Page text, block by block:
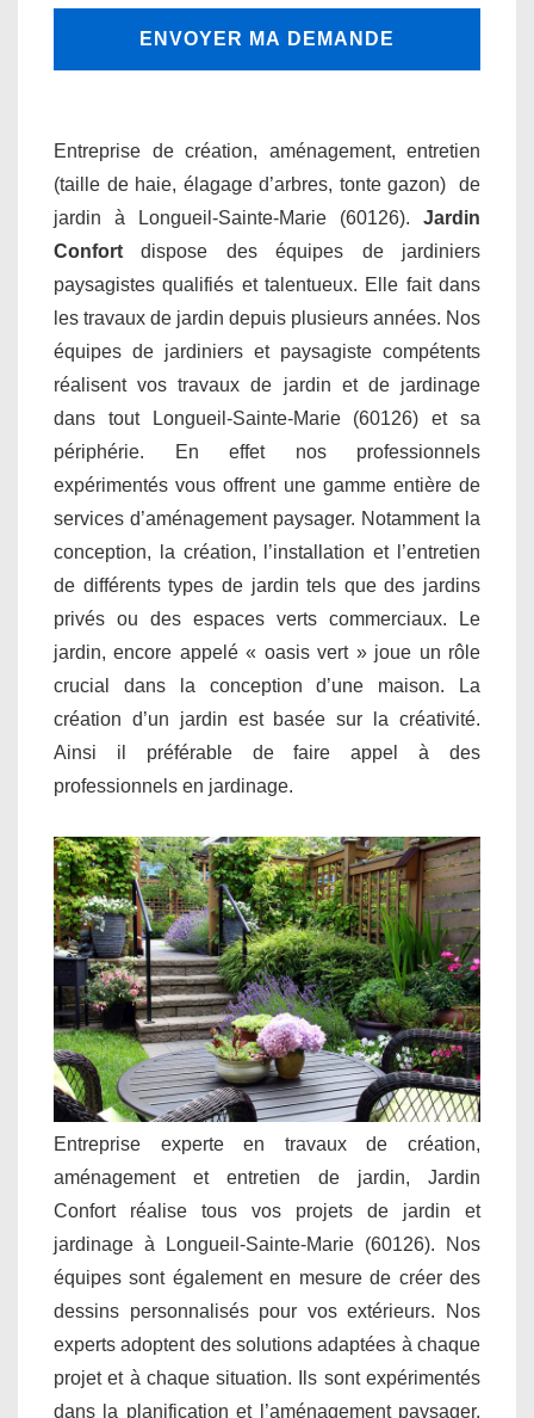
Entreprise de création, aménagement, entretien
(taille de haie, élagage d’arbres, tonte gazon) de
jardin à Longueil-Sainte-Marie (60126). Jardin
Confort dispose des équipes de jardiniers
paysagistes qualifiés et talentueux. Elle fait dans
les travaux de jardin depuis plusieurs années. Nos
équipes de jardiniers et paysagiste compétents
réalisent vos travaux de jardin et de jardinage
dans tout Longueil-Sainte-Marie (60126) et sa
périphérie. En effet nos professionnels
expérimentés vous offrent une gamme entière de
services d’aménagement paysager. Notamment la
conception, la création, l’installation et l’entretien
de différents types de jardin tels que des jardins
privés ou des espaces verts commerciaux. Le
jardin, encore appelé « oasis vert » joue un rôle
crucial dans la conception d’une maison. La
création d’un jardin est basée sur la créativité.
Ainsi il préférable de faire appel à des
professionnels en jardinage.
Entreprise experte en travaux de création,
aménagement et entretien de jardin, Jardin
Confort réalise tous vos projets de jardin et
jardinage à Longueil-Sainte-Marie (60126). Nos
équipes sont également en mesure de créer des
dessins personnalisés pour vos extérieurs. Nos
experts adoptent des solutions adaptées à chaque
projet et à chaque situation. Ils sont expérimentés
dans la planification et l’aménagement paysager.